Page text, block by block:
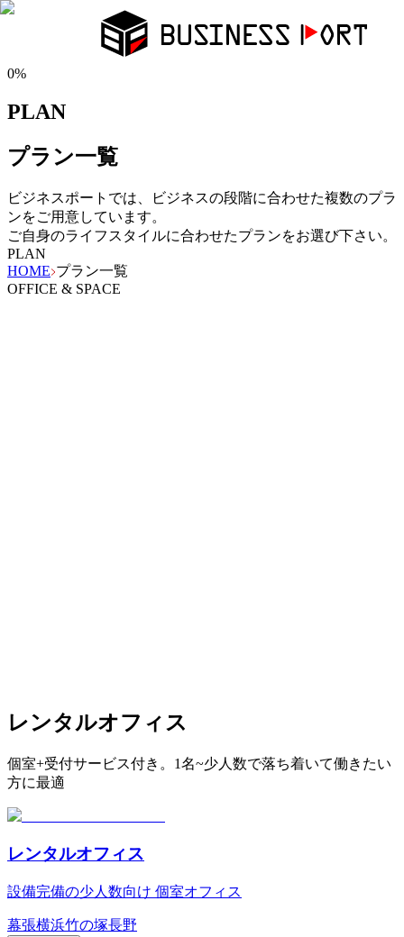
0%
PLAN
プラン一覧
ビジネスポートでは、ビジネスの段階に合わせた複数のプラ
ンをご用意しています。
ご自身のライフスタイルに合わせたプランをお選び下さい。
PLAN
HOME プラン一覧
OFFICE & SPACE
レンタルオフィス
個室+受付サービス付き。1名~少人数で落ち着いて働きたい
方に最適
レンタルオフィス
設備完備の少人数向け 個室オフィス
幕張横浜竹の塚長野